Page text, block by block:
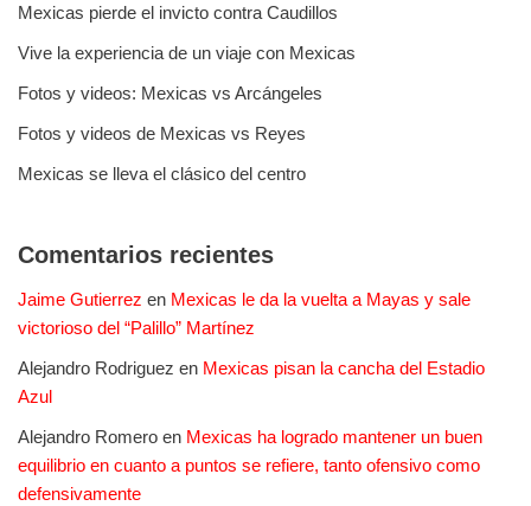
Mexicas pierde el invicto contra Caudillos
Vive la experiencia de un viaje con Mexicas
Fotos y videos: Mexicas vs Arcángeles
Fotos y videos de Mexicas vs Reyes
Mexicas se lleva el clásico del centro
Comentarios recientes
Jaime Gutierrez en Mexicas le da la vuelta a Mayas y sale
victorioso del “Palillo” Martínez
Alejandro Rodriguez en Mexicas pisan la cancha del Estadio
Azul
Alejandro Romero en Mexicas ha logrado mantener un buen
equilibrio en cuanto a puntos se refiere, tanto ofensivo como
defensivamente